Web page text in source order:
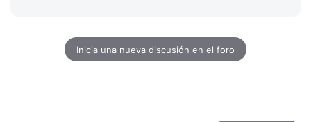
Inicia una nueva discusión en el foro